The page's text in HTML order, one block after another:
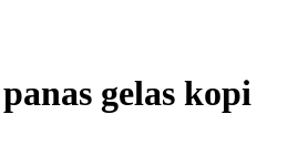
gelas kopi